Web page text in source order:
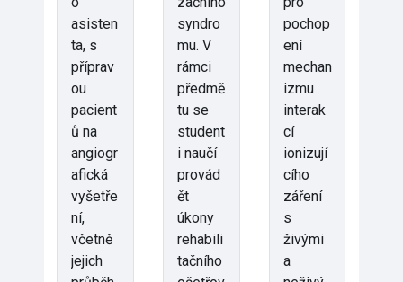
asisten
ta, s
příprav
ou
pacient
ů na
angiogr
afická
vyšetře
ní,
včetně
jejich
syndro
mu. V
rámci
předmě
tu se
student
i naučí
provád
ět
úkony
rehabili
tačního
pochop
ení
mechan
izmu
interak
cí
ionizují
cího
záření
s
živými
a